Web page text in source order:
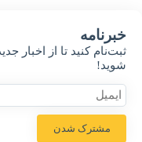
خبر‌نامه
ثبت‌نام کنید تا از اخبار
شوید!
مشترک شدن